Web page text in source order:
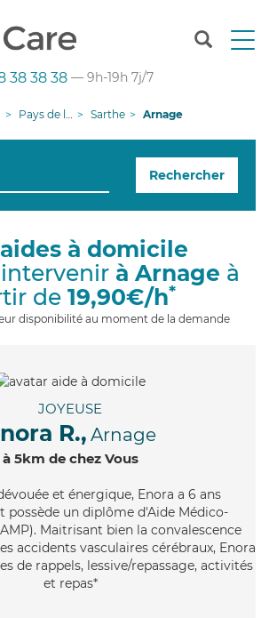
T
n
g
38 38 38 — 9h-19h 7j/7
Pays de la Loire Sarthe Arnage
Rechercher
à domicile
à Arnage à
de 19,90€/h*
disponibilité au moment de la demande
JOYEUSE
R., Arnage
à 5km de chez Vous
et énergique, Enora a 6 ans
possède un diplôme d'Aide Médico-
Maitrisant bien la convalescence
accidents vasculaires cérébraux, Enora
de rappels, lessive/repassage, activités
et repas*